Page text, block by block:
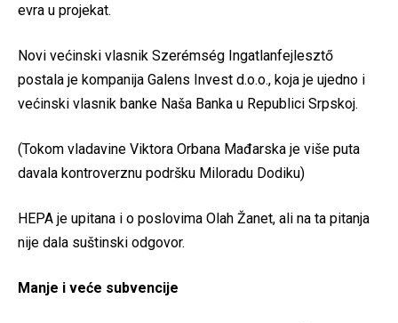
evra u projekat.
Novi većinski vlasnik Szerémség Ingatlanfejlesztő
postala je kompanija Galens Invest d.o.o., koja je ujedno i
većinski vlasnik banke Naša Banka u Republici Srpskoj.
(Tokom vladavine Viktora Orbana Mađarska je više puta
davala kontroverznu podršku Miloradu Dodiku)
HEPA je upitana i o poslovima Olah Žanet, ali na ta pitanja
nije dala suštinski odgovor.
Manje i veće subvencije